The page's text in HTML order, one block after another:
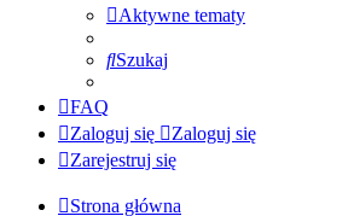
Aktywne tematy
Szukaj
FAQ
Zaloguj się
Zaloguj się
Zarejestruj się
Strona główna